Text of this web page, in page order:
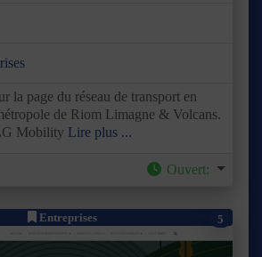
la page du réseau de transport en
de Riom Limagne & Volcans.
Mobility Lire plus ...
Ouvert:
Entreprises 5